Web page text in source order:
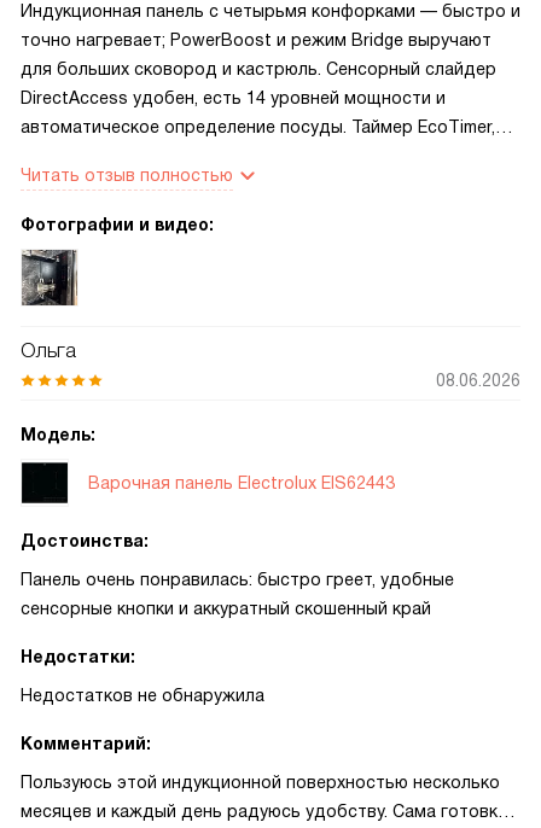
Индукционная панель с четырьмя конфорками — быстро и
точно нагревает; PowerBoost и режим Bridge выручают
для больших сковород и кастрюль. Сенсорный слайдер
DirectAccess удобен, есть 14 уровней мощности и
автоматическое определение посуды. Таймер EcoTimer,
добавляют уверенности. Защита от детей, блокировка и
управление вытяжкой через Hob2Hood — спокойнее,
Читать отзыв полностью
Фотографии и видео:
Ольга
08.06.2026
Модель:
Варочная панель Electrolux EIS62443
Достоинства:
Панель очень понравилась: быстро греет, удобные
сенсорные кнопки и аккуратный скошенный край
Недостатки:
Недостатков не обнаружила
Комментарий:
Пользуюсь этой индукционной поверхностью несколько
месяцев и каждый день радуюсь удобству. Сама готовка